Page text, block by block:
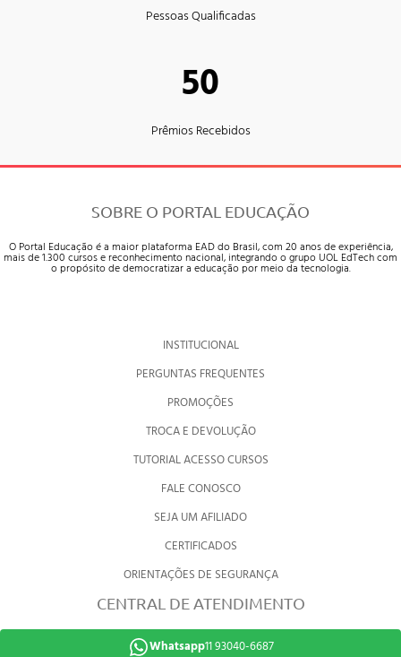
Pessoas Qualificadas
50
Prêmios Recebidos
SOBRE O PORTAL EDUCAÇÃO
O Portal Educação é a maior plataforma EAD do Brasil, com 20 anos de experiência,
mais de 1.300 cursos e reconhecimento nacional, integrando o grupo UOL EdTech com
o propósito de democratizar a educação por meio da tecnologia.
INSTITUCIONAL
PERGUNTAS FREQUENTES
PROMOÇÕES
TROCA E DEVOLUÇÃO
TUTORIAL ACESSO CURSOS
FALE CONOSCO
SEJA UM AFILIADO
CERTIFICADOS
ORIENTAÇÕES DE SEGURANÇA
CENTRAL DE ATENDIMENTO
Whatsapp11 93040-6687